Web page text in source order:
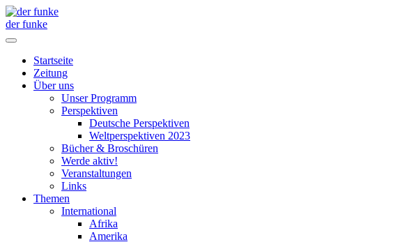
der funke
Startseite
Zeitung
Über uns
Unser Programm
Perspektiven
Deutsche Perspektiven
Weltperspektiven 2023
Bücher & Broschüren
Werde aktiv!
Veranstaltungen
Links
Themen
International
Afrika
Amerika